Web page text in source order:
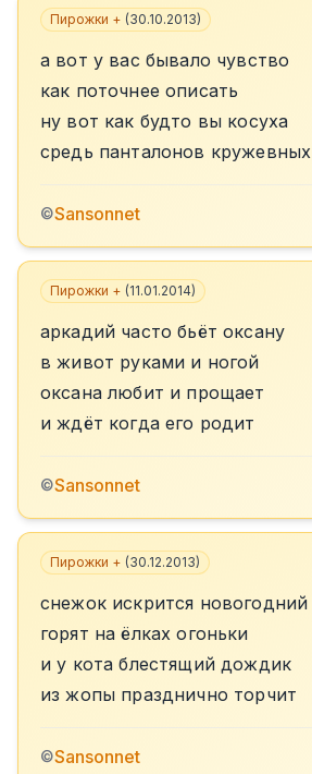
Пирожки + (30.10.2013)
а вот у вас бывало чувство
как поточнее описать
ну вот как будто вы косуха
средь панталонов кружевных
©Sansonnet
Пирожки + (11.01.2014)
аркадий часто бьёт оксану
в живот руками и ногой
оксана любит и прощает
и ждёт когда его родит
©Sansonnet
Пирожки + (30.12.2013)
снежок искрится новогодний
горят на ёлках огоньки
и у кота блестящий дождик
из жопы празднично торчит
©Sansonnet